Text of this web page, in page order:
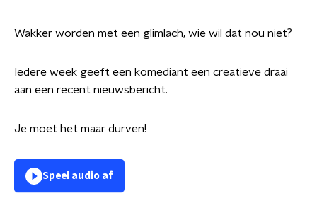
Wakker worden met een glimlach, wie wil dat nou niet?
Iedere week geeft een komediant een creatieve draai
aan een recent nieuwsbericht.
Je moet het maar durven!
Speel audio af